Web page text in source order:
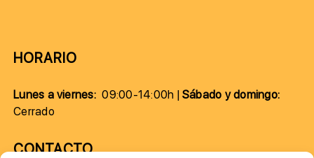
HORARIO
Lunes a viernes:09:00-14:00h |Sábado y domingo:
Cerrado
CONTACTO